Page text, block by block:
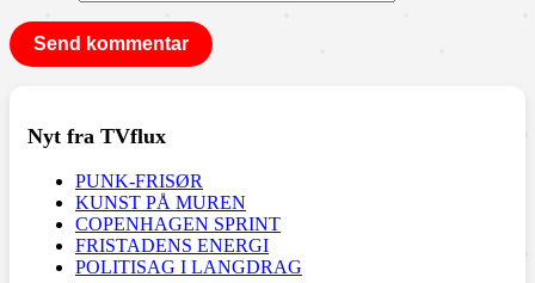
Nyt fra TVflux
PUNK-FRISØR
KUNST PÅ MUREN
COPENHAGEN SPRINT
FRISTADENS ENERGI
POLITISAG I LANGDRAG